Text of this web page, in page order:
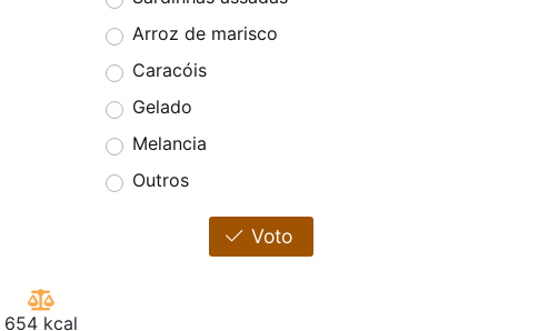
654 kcal
Arroz de marisco
Caracóis
Gelado
Melancia
Outros
Voto